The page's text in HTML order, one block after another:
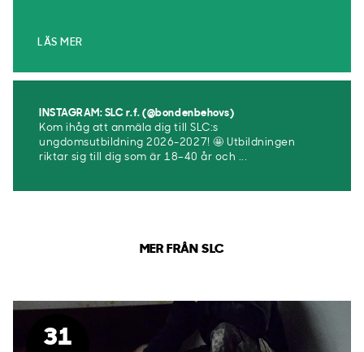
LÄS MER
INSTAGRAM: SLC r.f. (@bondenbehovs)
Kom ihåg att anmäla dig till SLC:s
ungdomsutbildning 2026-2027! 🤩 Utbildningen
riktar sig till dig som är 18–40 år och ...
MER FRÅN SLC
31